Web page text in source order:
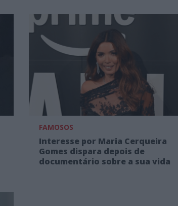
FAMOSOS
Interesse por Maria Cerqueira
Gomes dispara depois de
documentário sobre a sua vida